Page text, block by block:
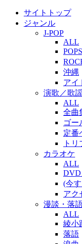
サイトトップ
ジャンル
J-POP
ALL
沖縄
アイ
演歌／歌
ALL
全曲
ゴー
定番
ト
カラオケ
ALL
DVD
(今
アク
漫談・落
ALL
綾小
落語